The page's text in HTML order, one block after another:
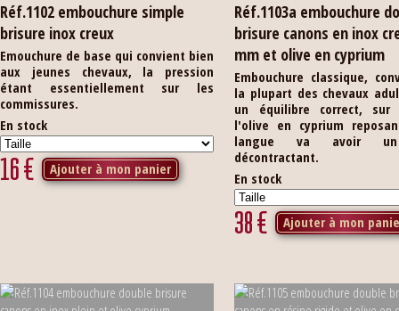
Réf.1102 embouchure simple
brisure inox creux
Emouchure de base qui convient bien
aux jeunes chevaux, la pression
étant essentiellement sur les
commissures.
En stock
16€ Ajouter à mon panier
Réf.1103a embouchure
brisure canons en inox
mm et olive en cyprium
Embouchure classique,
la plupart des chevaux
un équilibre correct, sur
l'olive en cyprium
langue va avoir
décontractant.
En stock
38€ Ajouter à mon